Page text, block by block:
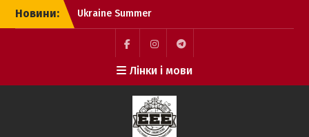
Перейти
Новини:
Ukraine Summer
Internship Argonne
National Laboratory
Program-2026 оголошує
про набір студентів
Національний тиждень
безбар’єрності: разом
створюємо простір
рівних можливостей
facebookhttps://www.instagram.com/
http://t.me/instituteEEE
Лінки і мови